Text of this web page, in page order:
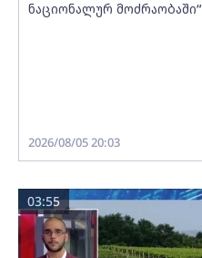
ნაციონალურ მოძრაობაში“
2026/08/05 20:03
03:55